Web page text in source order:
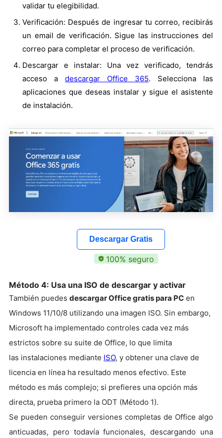
validar tu elegibilidad.
Verificación: Después de ingresar tu correo, recibirás
un email de verificación. Sigue las instrucciones del
correo para completar el proceso de verificación.
Descargar e instalar: Una vez verificado, tendrás
acceso a descargar Office 365. Selecciona las
aplicaciones que deseas instalar y sigue el asistente
de instalación.
Descargar Gratis
100% seguro
Método 4: Usa una ISO de descargar y activar
También puedes descargar Office gratis para PC en
Windows 11/10/8 utilizando una imagen ISO. Sin embargo,
Microsoft ha implementado controles cada vez más
estrictos sobre su suite de Office, lo que limita
las instalaciones mediante ISO, y obtener una clave de
licencia en línea ha resultado menos efectivo. Este
método es más complejo; si prefieres una opción más
directa, prueba primero la ODT (Método 1).
Se pueden conseguir versiones completas de Office algo
anticuadas, pero todavía funcionales, descargando una